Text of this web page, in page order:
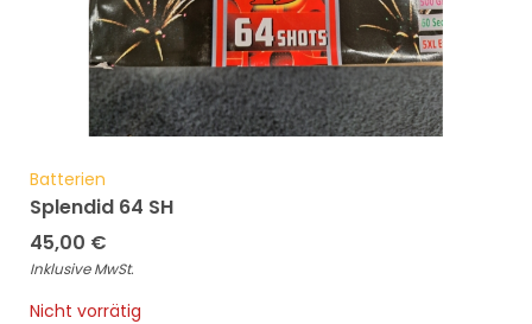
Batterien
Splendid 64 SH
45,00 €
Inklusive MwSt.
Nicht vorrätig